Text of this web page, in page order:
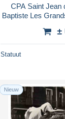
CPA Saint Jean
Baptiste Les
±
Statuut
Nieuw